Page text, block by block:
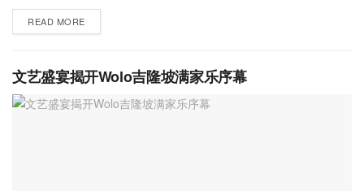
READ MORE
文艺盛宴揭开Wolo吉隆坡满家乐序幕